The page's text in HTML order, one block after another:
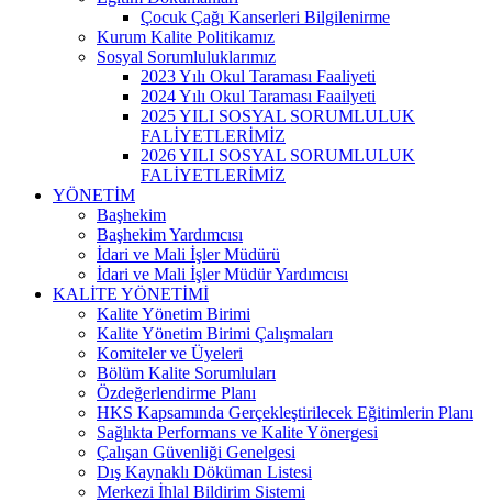
Çocuk Çağı Kanserleri Bilgilenirme
Kurum Kalite Politikamız
Sosyal Sorumluluklarımız
2023 Yılı Okul Taraması Faaliyeti
2024 Yılı Okul Taraması Faailyeti
2025 YILI SOSYAL SORUMLULUK
FALİYETLERİMİZ
2026 YILI SOSYAL SORUMLULUK
FALİYETLERİMİZ
YÖNETİM
Başhekim
Başhekim Yardımcısı
İdari ve Mali İşler Müdürü
İdari ve Mali İşler Müdür Yardımcısı
KALİTE YÖNETİMİ
Kalite Yönetim Birimi
Kalite Yönetim Birimi Çalışmaları
Komiteler ve Üyeleri
Bölüm Kalite Sorumluları
Özdeğerlendirme Planı
HKS Kapsamında Gerçekleştirilecek Eğitimlerin Planı
Sağlıkta Performans ve Kalite Yönergesi
Çalışan Güvenliği Genelgesi
Dış Kaynaklı Döküman Listesi
Merkezi İhlal Bildirim Sistemi